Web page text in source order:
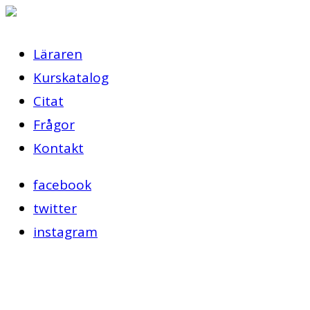
Läraren
Kurskatalog
Citat
Frågor
Kontakt
facebook
twitter
instagram